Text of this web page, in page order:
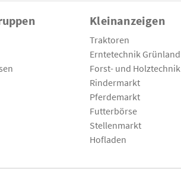
Kleinanzeigen
Traktoren
Erntetechnik Grünland
Forst- und Holztechnik
Rindermarkt
Pferdemarkt
Futterbörse
Stellenmarkt
Hofladen